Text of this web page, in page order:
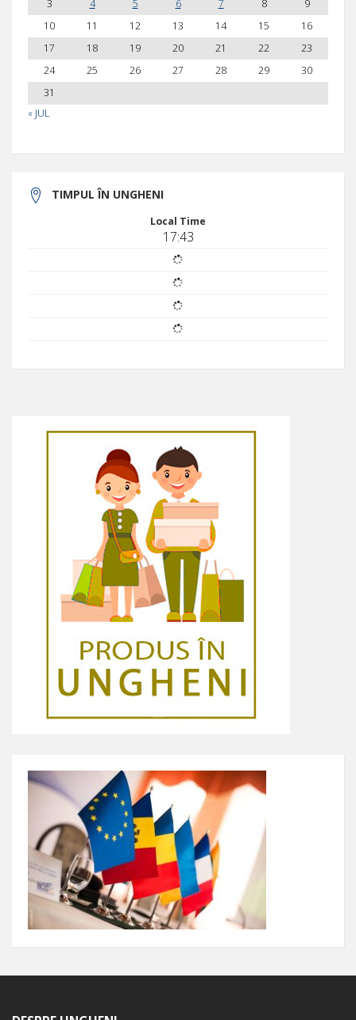
« JUL
3 4 5 6 7 8
9
10
11 12 13 14 15
16
17
18 19 20 21 22
23
24
25 26 27 28 29
30
31
TIMPUL ÎN UNGHENI
Local Time
17:43